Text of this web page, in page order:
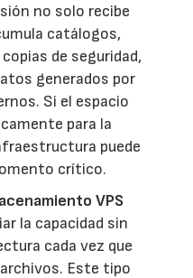
no solo recibe
catálogos,
de seguridad,
generados por
Si el espacio
para la
puede
crítico.
VPS
la capacidad sin
cada vez que
Este tipo